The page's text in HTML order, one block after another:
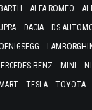
ALFA ROMEO
DACIA DS
BENZ
MINI
TESLA TOYOTA